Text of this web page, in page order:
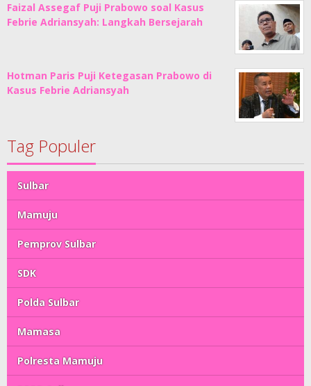
Faizal Assegaf Puji Prabowo soal Kasus
Febrie Adriansyah: Langkah Bersejarah
Hotman Paris Puji Ketegasan Prabowo di
Kasus Febrie Adriansyah
Tag Populer
Sulbar
Mamuju
Pemprov Sulbar
SDK
Polda Sulbar
Mamasa
Polresta Mamuju